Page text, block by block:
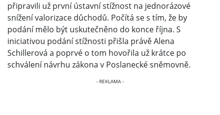
připravili už první ústavní stížnost na jednorázové
snížení valorizace důchodů. Počítá se s tím, že by
podání mělo být uskutečněno do konce října. S
iniciativou podání stížnosti přišla právě Alena
Schillerová a poprvé o tom hovořila už krátce po
schválení návrhu zákona v Poslanecké sněmovně.